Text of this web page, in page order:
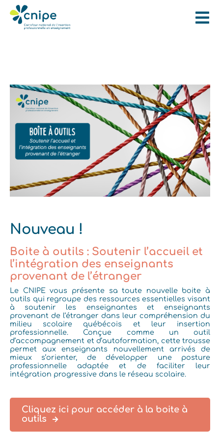
Nouveau !
Boite à outils : Soutenir l’accueil et
l’intégration des enseignants
provenant de l’étranger
Le CNIPE vous présente sa toute nouvelle boite à
outils qui regroupe des ressources essentielles visant
à soutenir les enseignantes et enseignants
provenant de l’étranger dans leur compréhension du
milieu scolaire québécois et leur insertion
professionnelle. Conçue comme un outil
d’accompagnement et d’autoformation, cette trousse
permet aux enseignants nouvellement arrivés de
mieux s’orienter, de développer une posture
professionnelle adaptée et de faciliter leur
intégration progressive dans le réseau scolaire.
Cliquez ici pour accéder à la boite à
outils